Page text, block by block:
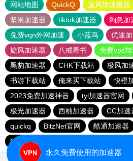
网站地图 QuickQ 旋风加速度器
坚果加速器
tiktok加速器
狗急加
免费vqn外网加速
小蓝鸟 优途
旋风加速器
八戒看书
免费vps
黑豹加速器
CHK下载站 极风加
书游下载站
俺来买下载站
快橙
2023免费加速神器
tyl加速器官网
极光加速器
西柚加速器 CC加速
quickq
BitzNet官网 酷通加速器
CHK下载站
永久免费使用的加速器